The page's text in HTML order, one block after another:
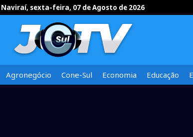
Naviraí, sexta-feira, 07 de Agosto de 2026
Agronegócio Cone-Sul Economia Educação